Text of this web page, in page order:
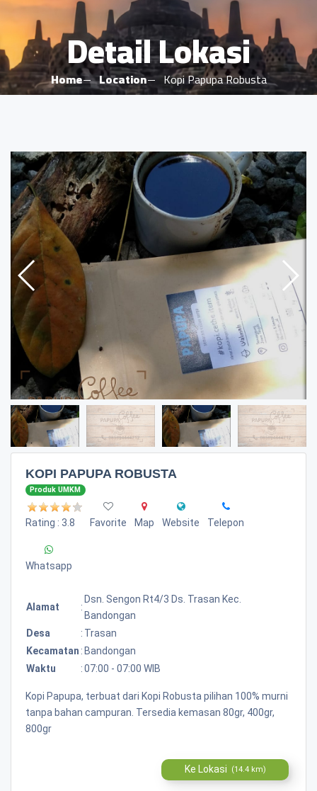
Detail Lokasi
Home Location Kopi Papupa Robusta
KOPI PAPUPA ROBUSTA
Produk UMKM
Rating : 3.8 Favorite Map Website Telepon
Whatsapp
Alamat :
Dsn. Sengon Rt4/3 Ds. Trasan Kec.
Bandongan
Desa
: Trasan
Kecamatan : Bandongan
Waktu
:07:00 - 07:00 WIB
Kopi Papupa, terbuat dari Kopi Robusta pilihan 100% murni
tanpa bahan campuran. Tersedia kemasan 80gr, 400gr,
800gr
Ke Lokasi (14.4 km)